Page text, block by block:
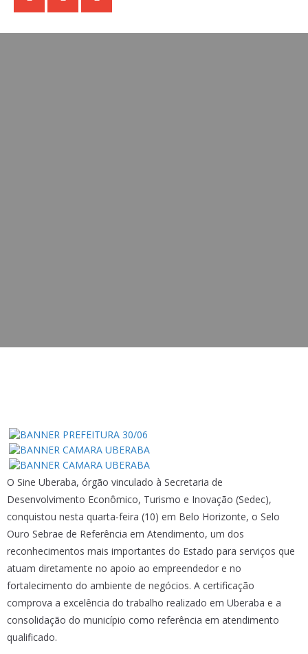
O Sine Uberaba, órgão vinculado à Secretaria de
Desenvolvimento Econômico, Turismo e Inovação (Sedec),
conquistou nesta quarta-feira (10) em Belo Horizonte, o Selo
Ouro Sebrae de Referência em Atendimento, um dos
reconhecimentos mais importantes do Estado para serviços que
atuam diretamente no apoio ao empreendedor e no
fortalecimento do ambiente de negócios. A certificação
comprova a excelência do trabalho realizado em Uberaba e a
consolidação do município como referência em atendimento
qualificado.